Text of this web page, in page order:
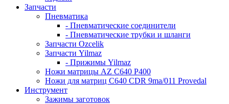
Запчасти
Пневматика
- Пневматические соединители
- Пневматические трубки и шланги
Запчасти Ozcelik
Запчасти Yilmaz
- Прижимы Yilmaz
Ножи матрицы AZ C640 P400
Ножи для матриц C640 CDR 9ma/011 Provedal
Инструмент
Зажимы заготовок